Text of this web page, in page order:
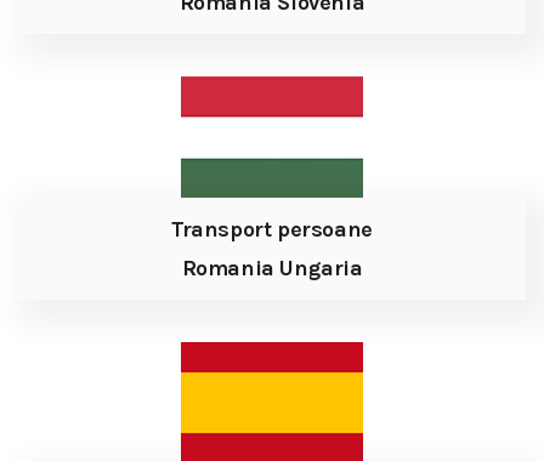
Transport persoane
Romania Ungaria